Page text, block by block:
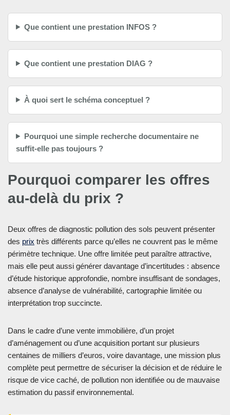
Que contient une prestation INFOS ?
Que contient une prestation DIAG ?
À quoi sert le schéma conceptuel ?
Pourquoi une simple recherche documentaire ne
suffit-elle pas toujours ?
Pourquoi comparer les offres
au-delà du prix ?
Deux offres de diagnostic pollution des sols peuvent présenter
des prix très différents parce qu’elles ne couvrent pas le même
périmètre technique. Une offre limitée peut paraître attractive,
mais elle peut aussi générer davantage d’incertitudes : absence
d’étude historique approfondie, nombre insuffisant de sondages,
absence d’analyse de vulnérabilité, cartographie limitée ou
interprétation trop succincte.
Dans le cadre d’une vente immobilière, d’un projet
d’aménagement ou d’une acquisition portant sur plusieurs
centaines de milliers d’euros, voire davantage, une mission plus
complète peut permettre de sécuriser la décision et de réduire le
risque de vice caché, de pollution non identifiée ou de mauvaise
estimation du passif environnemental.